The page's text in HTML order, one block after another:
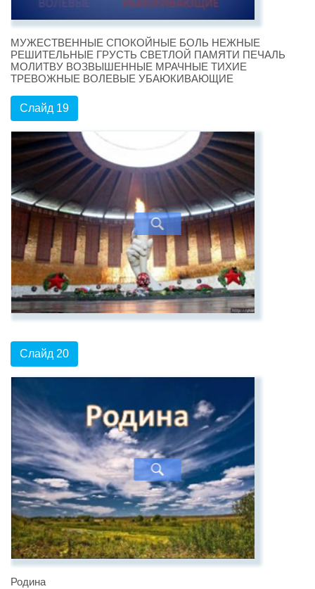
МУЖЕСТВЕННЫЕ СПОКОЙНЫЕ БОЛЬ НЕЖНЫЕ
РЕШИТЕЛЬНЫЕ ГРУСТЬ СВЕТЛОЙ ПАМЯТИ ПЕЧАЛЬ
МОЛИТВУ ВОЗВЫШЕННЫЕ МРАЧНЫЕ ТИХИЕ
ТРЕВОЖНЫЕ ВОЛЕВЫЕ УБАЮКИВАЮЩИЕ
Слайд 19
Слайд 20
Родина